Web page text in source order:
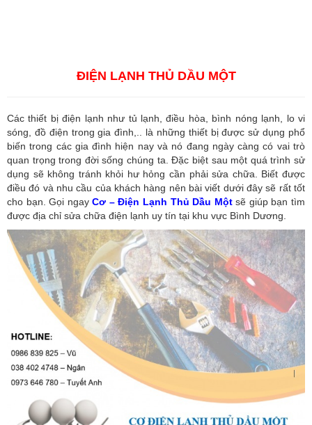
ĐIỆN LẠNH THỦ DẦU MỘT
Các thiết bị điện lạnh như tủ lạnh, điều hòa, bình nóng lạnh, lo vi
sóng, đồ điện trong gia đình,.. là những thiết bị được sử dụng phổ
biến trong các gia đình hiện nay và nó đang ngày càng có vai trò
quan trọng trong đời sống chúng ta. Đặc biệt sau một quá trình sử
dụng sẽ không tránh khỏi hư hỏng cần phải sửa chữa. Biết được
điều đó và nhu cầu của khách hàng nên bài viết dưới đây sẽ rất tốt
cho bạn. Gọi ngayCơ – Điện Lạnh Thủ Dầu Một sẽ giúp bạn tìm
được địa chỉ sửa chữa điện lạnh uy tín tại khu vực Bình Dương.